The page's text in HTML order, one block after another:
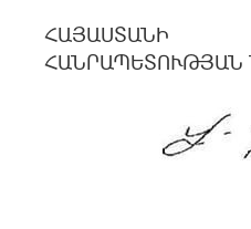
ՀԱՅԱՍՏԱՆԻ